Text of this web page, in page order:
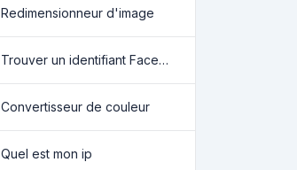
Redimensionneur d'image
Trouver un identifiant Facebook
Convertisseur de couleur
Quel est mon ip